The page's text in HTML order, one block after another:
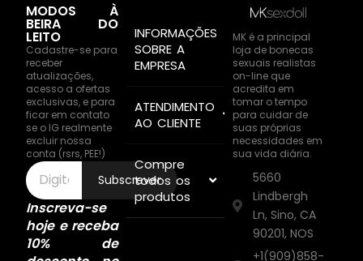
MODOS À
BEIRA DO
LEITO
Cadastre-se para
receber
atualizações,
acesso a ofertas
exclusivas, e para
ficar em contato
se o IG realmente
excluir nossa
conta (rsrs, PEE!)
Subscrever
Inscreva-se
hoje e receba
10% de
INFORMAÇÕES
SOBRE A
EMPRESA
ATENDIMENTO
AO CLIENTE
Compre
todos os
produtos
MK é a principal
loja de bonecas
sexuais realistas
on-line que
acredita em
tomar o tempo
para cuidar de
suas próprias
necessidades em
sua vida diária.
5660
Lindbergh
Ln, Sino, CA
90201, NOS
+1(909)858-